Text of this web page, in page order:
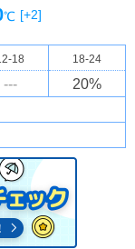
℃ [+2]
18 18-24
--- 20%